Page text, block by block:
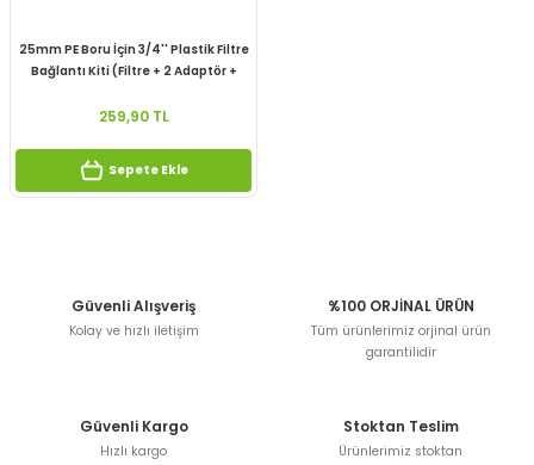
25mm PE Boru İçin 3/4'' Plastik Filtre
Bağlantı Kiti (Filtre + 2 Adaptör +
259,90 TL
Sepete Ekle
Güvenli Alışveriş
Kolay ve hızlı iletişim
%100 ORJİNAL ÜRÜN
Tüm ürünlerimiz orjinal ürün
garantilidir
Güvenli Kargo
Hızlı kargo
Stoktan Teslim
Ürünlerimiz stoktan